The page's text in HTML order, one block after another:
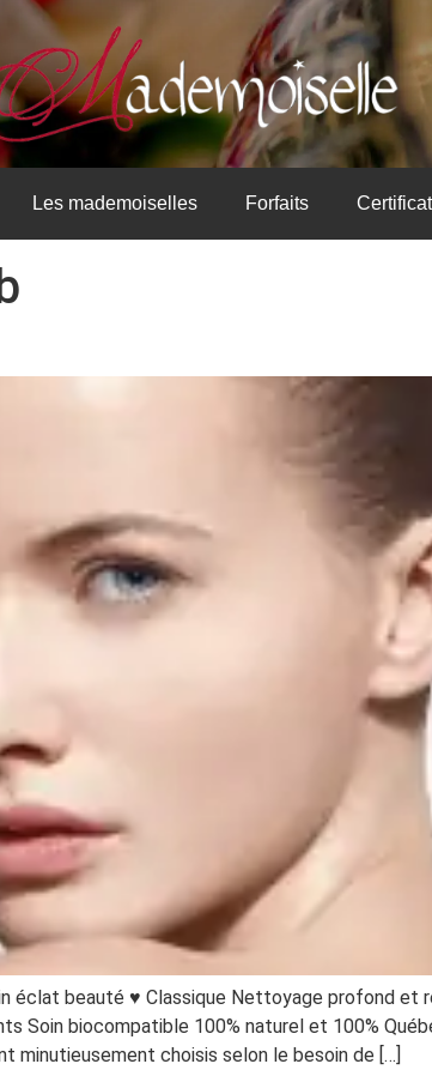
Les mademoiselles Forfaits
éclat beauté ♥ Classique Nettoyage profond et
Soin biocompatible 100% naturel et 100%
minutieusement choisis selon le besoin de […]